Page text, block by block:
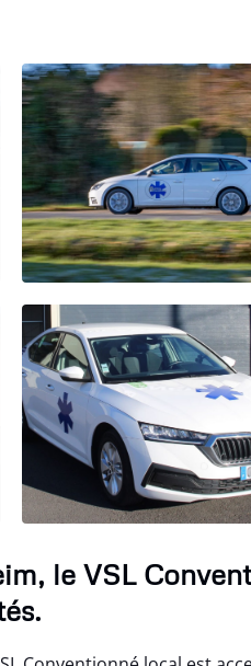
le VSL